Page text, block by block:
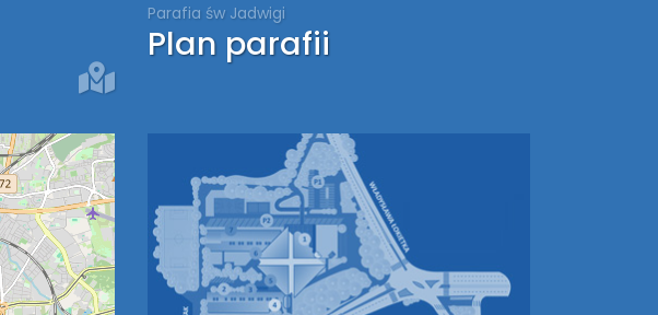
Parafia św Jadwigi
Plan parafii